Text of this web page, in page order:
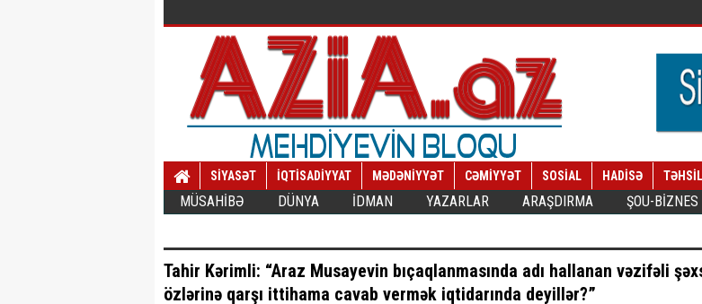
SİYASƏT İQTİSADİYYAT MƏDƏNİYYƏT CƏMİYYƏT SOSİAL HADİSƏ TƏHSİL
MÜSAHİBƏ DÜNYA İDMAN YAZARLAR ARAŞDIRMA ŞOU-BİZNES
Tahir Kərimli: “Araz Musayevin bıçaqlanmasında adı hallanan vəzifəli
özlərinə qarşı ittihama cavab vermək iqtidarında deyillər?”